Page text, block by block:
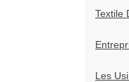
Textile
Les